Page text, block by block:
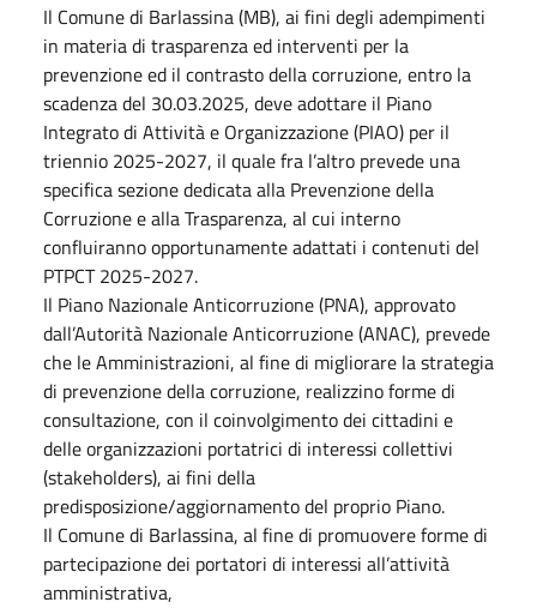
Il Comune di Barlassina (MB), ai fini degli adempimenti
in materia di trasparenza ed interventi per la
prevenzione ed il contrasto della corruzione, entro la
scadenza del 30.03.2025, deve adottare il Piano
Integrato di Attività e Organizzazione (PIAO) per il
triennio 2025-2027, il quale fra l’altro prevede una
specifica sezione dedicata alla Prevenzione della
Corruzione e alla Trasparenza, al cui interno
confluiranno opportunamente adattati i contenuti del
PTPCT 2025-2027.
Il Piano Nazionale Anticorruzione (PNA), approvato
dall’Autorità Nazionale Anticorruzione (ANAC), prevede
che le Amministrazioni, al fine di migliorare la strategia
di prevenzione della corruzione, realizzino forme di
consultazione, con il coinvolgimento dei cittadini e
delle organizzazioni portatrici di interessi collettivi
(stakeholders), ai fini della
predisposizione/aggiornamento del proprio Piano.
Il Comune di Barlassina, al fine di promuovere forme di
partecipazione dei portatori di interessi all’attività
amministrativa,